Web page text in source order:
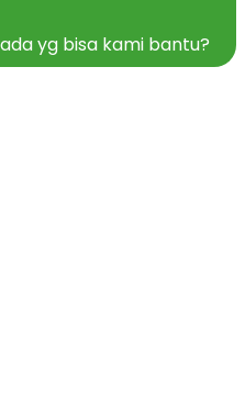
yg bisa kami bantu?